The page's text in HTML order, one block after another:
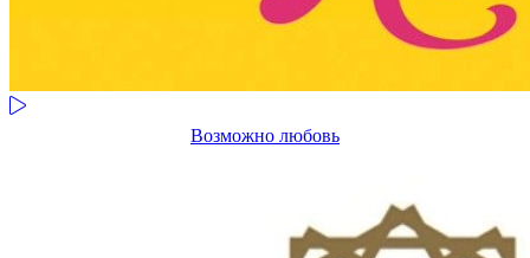
Возможно любовь